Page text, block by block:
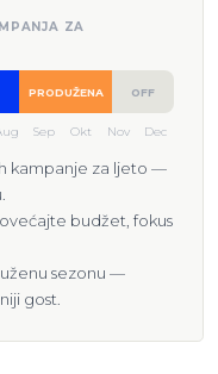
ZA
PRODUŽENA OFF
Sep Okt Nov Dec
kampanje za ljeto —
budžet, fokus
sezonu —
gost.